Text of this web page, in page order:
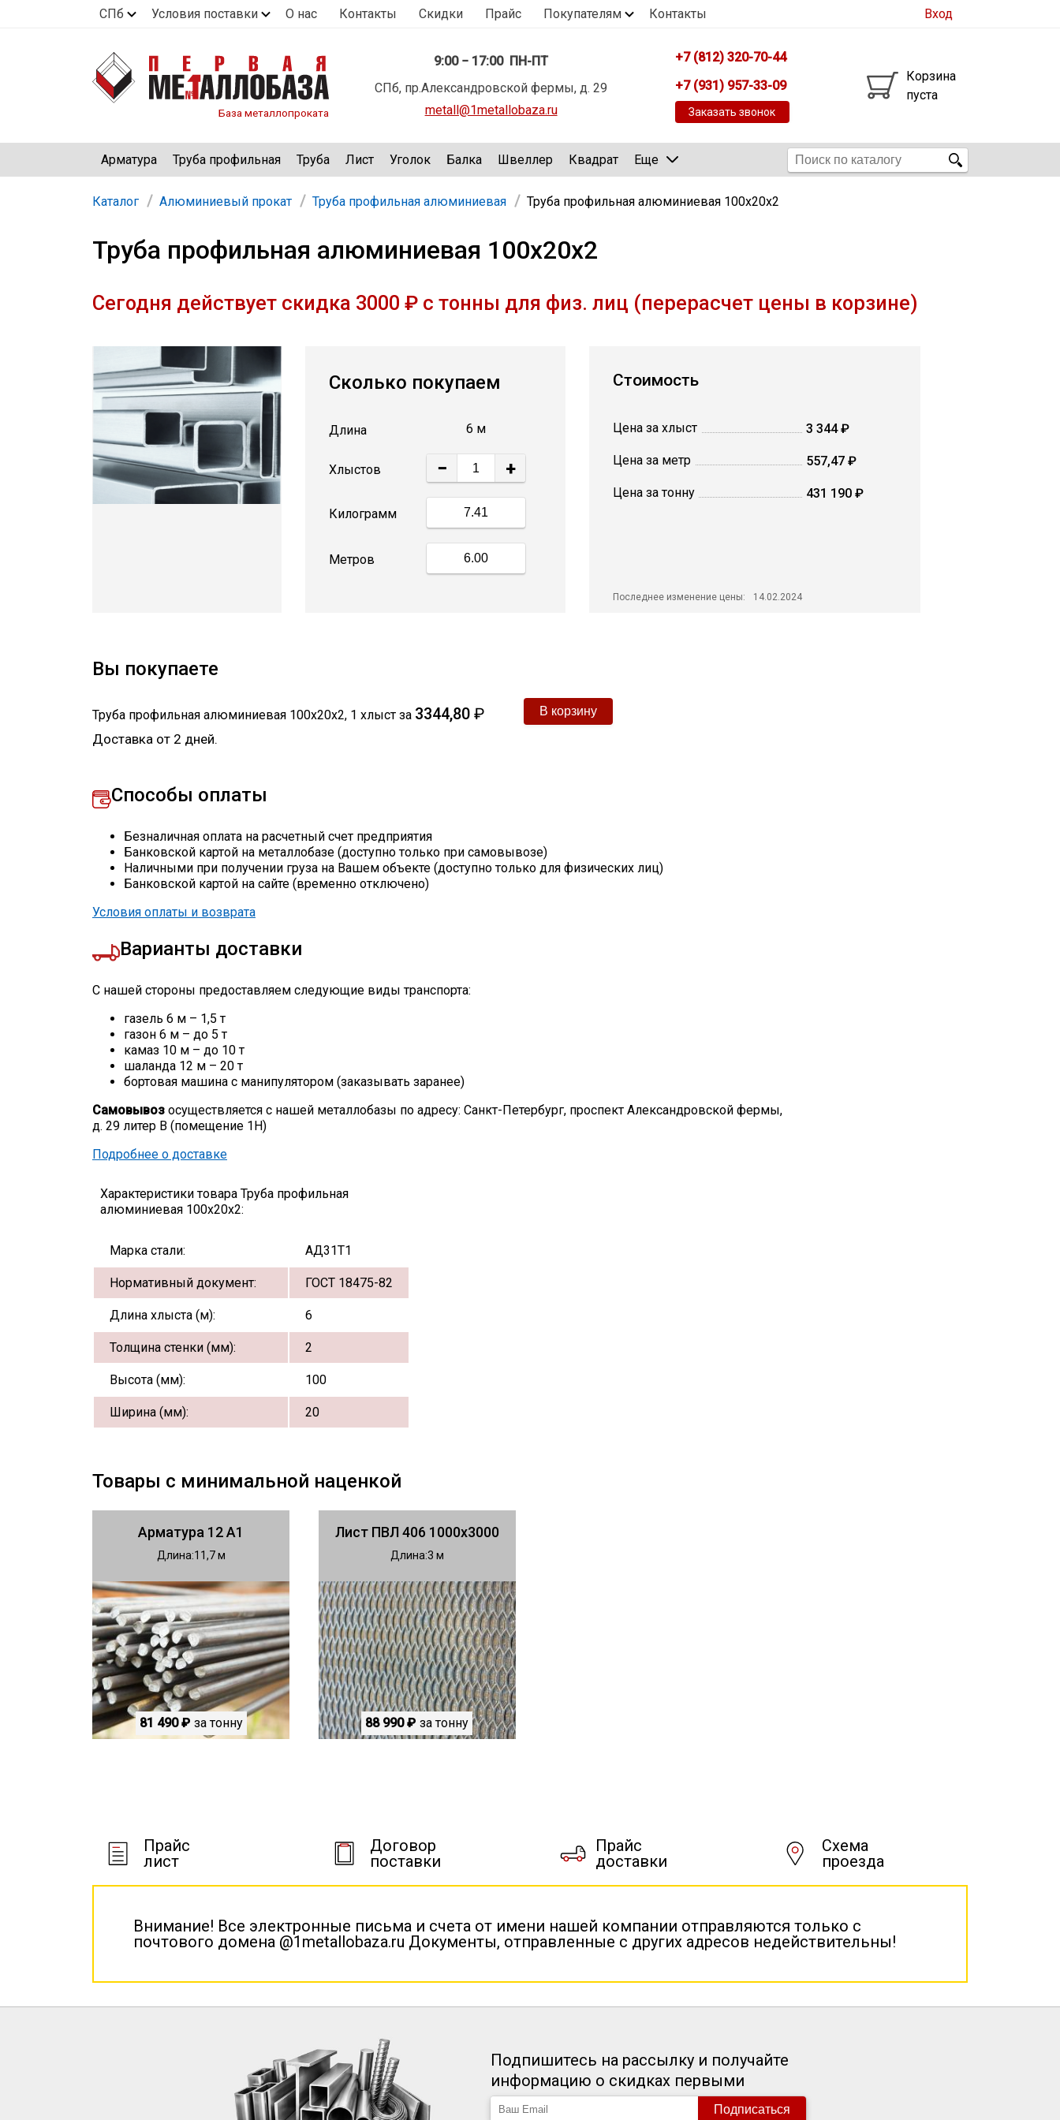
СПб Условия поставки О нас Контакты Скидки Прайс Покупателям Контакты Вход
База металлопроката
9:00 − 17:00 ПН-ПТ
СПб, пр.Александровской фермы, д. 29
metall@1metallobaza.ru
+7 (812) 320-70-44
+7 (931) 957-33-09
Заказать звонок
Корзина
пуста
Арматура Труба профильная Труба Лист Уголок Балка Швеллер Квадрат Еще
Каталог Алюминиевый прокат Труба профильная алюминиевая Труба профильная алюминиевая 100х20х2
Труба профильная алюминиевая 100х20х2
Сегодня действует скидка 3000 ₽ с тонны для физ. лиц (перерасчет цены в корзине)
Сколько покупаем
Длина 6 м
Хлыстов − +
Килограмм
Метров
Стоимость
Цена за хлыст 3 344 ₽
Цена за метр 557,47 ₽
Цена за тонну 431 190 ₽
Последнее изменение цены: 14.02.2024
Вы покупаете
Труба профильная алюминиевая 100х20х2, 1 хлыст за 3344,80 ₽
Доставка от 2 дней.
Способы оплаты
Безналичная оплата на расчетный счет предприятия
Банковской картой на металлобазе (доступно только при самовывозе)
Наличными при получении груза на Вашем объекте (доступно только для физических лиц)
Банковской картой на сайте (временно отключено)
Условия оплаты и возврата
Варианты доставки
С нашей стороны предоставляем следующие виды транспорта:
газель 6 м – 1,5 т
газон 6 м – до 5 т
камаз 10 м – до 10 т
шаланда 12 м – 20 т
бортовая машина с манипулятором (заказывать заранее)
Самовывоз осуществляется с нашей металлобазы по адресу: Санкт-Петербург, проспект Александровской фермы,
д. 29 литер В (помещение 1Н)
Подробнее о доставке
Характеристики товара Труба профильная
алюминиевая 100х20х2:
Марка стали: АД31Т1
Нормативный документ: ГОСТ 18475-82
Длина хлыста (м): 6
Толщина стенки (мм): 2
Высота (мм): 100
Ширина (мм): 20
Товары с минимальной наценкой
Арматура 12 А1
Длина 11,7
81 490 ₽ за тонну
Лист ПВЛ 406 1000х3000
Длина 3
88 990 ₽ за тонну
Прайс
лист
Договор
поставки
Прайс
доставки
Схема
проезда
Внимание! Все электронные письма и счета от имени нашей компании отправляются только с
почтового домена @1metallobaza.ru Документы, отправленные с других адресов недействительны!
Подпишитесь на рассылку и получайте
информацию о скидках первыми
Подписаться